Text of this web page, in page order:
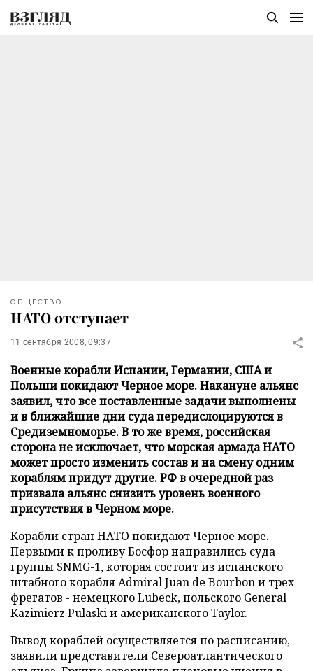
ОБЩЕСТВО
НАТО отступает
11 сентября 2008, 09:37
Военные корабли Испании, Германии, США и
Польши покидают Черное море. Накануне альянс
заявил, что все поставленные задачи выполнены
и в ближайшие дни суда передислоцируются в
Средиземноморье. В то же время, российская
сторона не исключает, что морская армада НАТО
может просто изменить состав и на смену одним
кораблям придут другие. РФ в очередной раз
призвала альянс снизить уровень военного
присутствия в Черном море.
Корабли стран НАТО покидают Черное море.
Первыми к проливу Босфор направились суда
группы SNMG-1, которая состоит из испанского
штабного корабля Admiral Juan de Bourbon и трех
фрегатов - немецкого Lubeck, польского General
Kazimierz Pulaski и американского Taylor.
Вывод кораблей осуществляется по расписанию,
заявили представители Североатлантического